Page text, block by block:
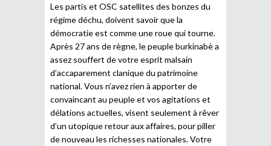
Les partis et OSC satellites des bonzes du
régime déchu, doivent savoir que la
démocratie est comme une roue qui tourne.
Après 27 ans de règne, le peuple burkinabè a
assez souffert de votre esprit malsain
d’accaparement clanique du patrimoine
national. Vous n’avez rien à apporter de
convaincant au peuple et vos agitations et
délations actuelles, visent seulement à rêver
d’un utopique retour aux affaires, pour piller
de nouveau les richesses nationales. Votre